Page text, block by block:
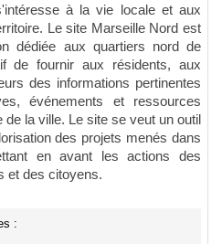
à la vie locale et aux
Le site Marseille Nord est
dédiée aux quartiers nord de
de fournir aux résidents, aux
des informations pertinentes
événements et ressources
la ville. Le site se veut un outil
des projets menés dans
en avant les actions des
et des citoyens.
: